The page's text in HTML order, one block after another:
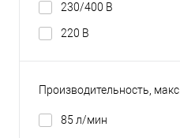
230/400 В
220 В
Производительность, макс.
85 л/мин